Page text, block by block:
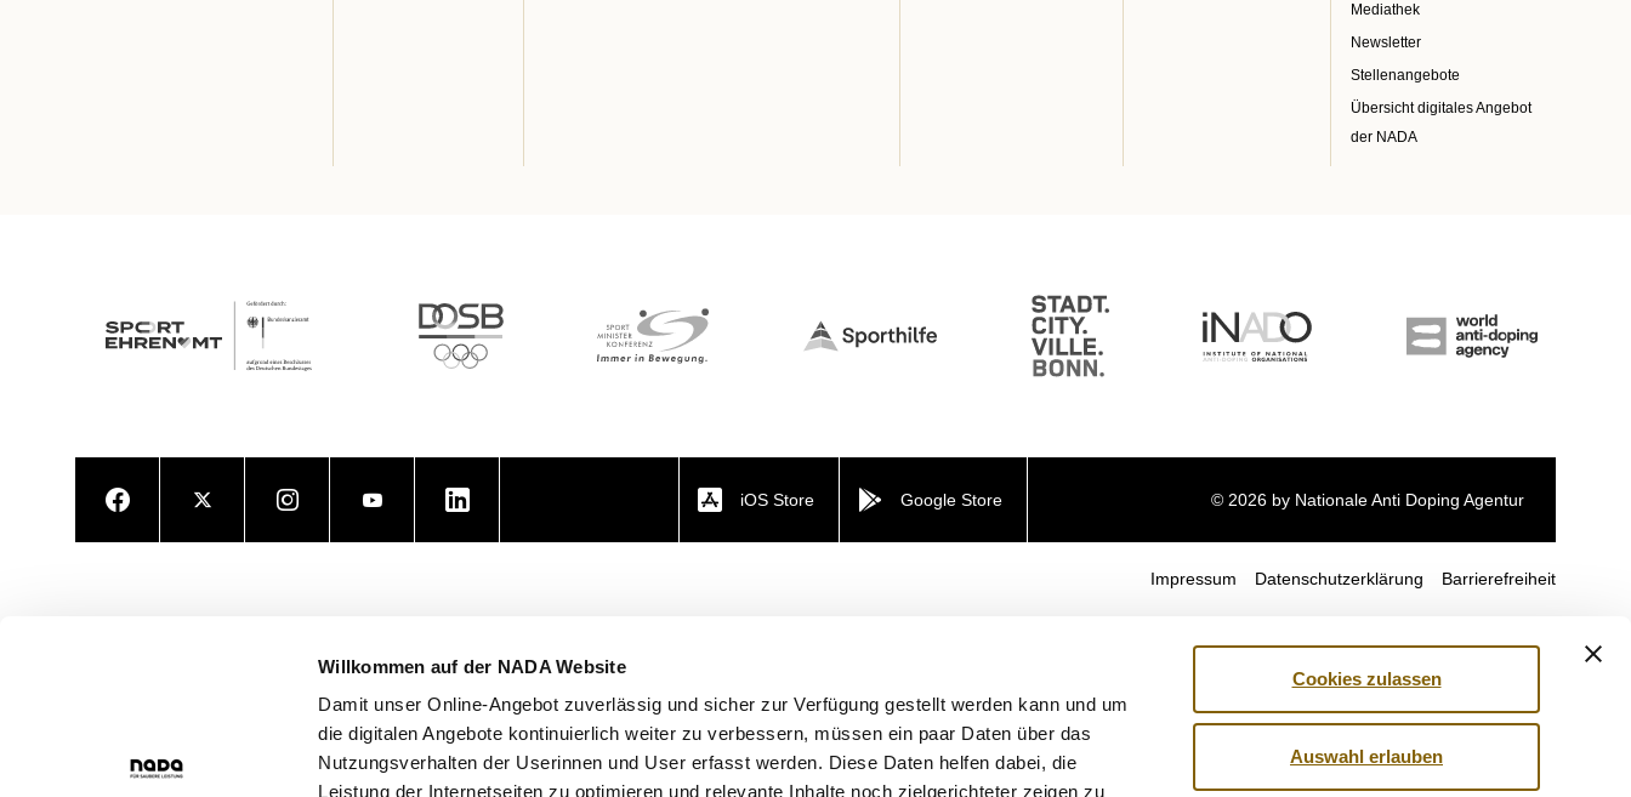
Willkommen auf der NADA Website
Damit unser Online-Angebot zuverlässig und sicher zur Verfügung gestellt werden kann und um
die digitalen Angebote kontinuierlich weiter zu verbessern, müssen ein paar Daten über das
Nutzungsverhalten der Userinnen und User erfasst werden. Diese Daten helfen dabei, die
Leistung der Internetseiten zu optimieren und relevante Inhalte noch zielgerichteter zeigen zu
Cookies zulassen
Auswahl erlauben
Mediathek
Newsletter
Stellenangebote
Übersicht digitales Angebot
der NADA
Facebook Twitter Instagram Youtube LinkedIn iOS Store Google Store © 2026 by Nationale Anti Doping Agentur
Impressum Datenschutzerklärung Barrierefreiheit